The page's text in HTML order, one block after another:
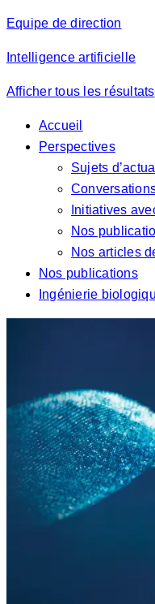
Equipe de direction
Intelligence artificielle
Afficher tous les résultats
Accueil
Perspectives
Sujets
Initiatives
Nos
Nos articles
Nos publications
Ingénierie